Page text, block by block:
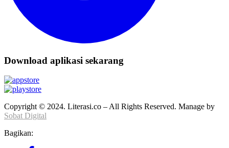
Download aplikasi sekarang
Copyright © 2024. Literasi.co – All Rights Reserved. Manage by
Sobat Digital
Bagikan: